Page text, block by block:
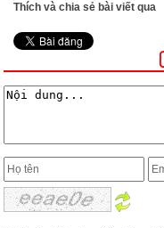
Thích và chia sẻ bài viết qua